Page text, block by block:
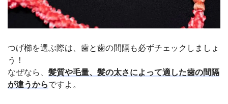
つげ櫛を選ぶ際は、歯と歯の間隔も必ずチェックしましょ
う！
なぜなら、 髪質や毛量、髪の太さによって適した歯の間隔
が違うからですよ。